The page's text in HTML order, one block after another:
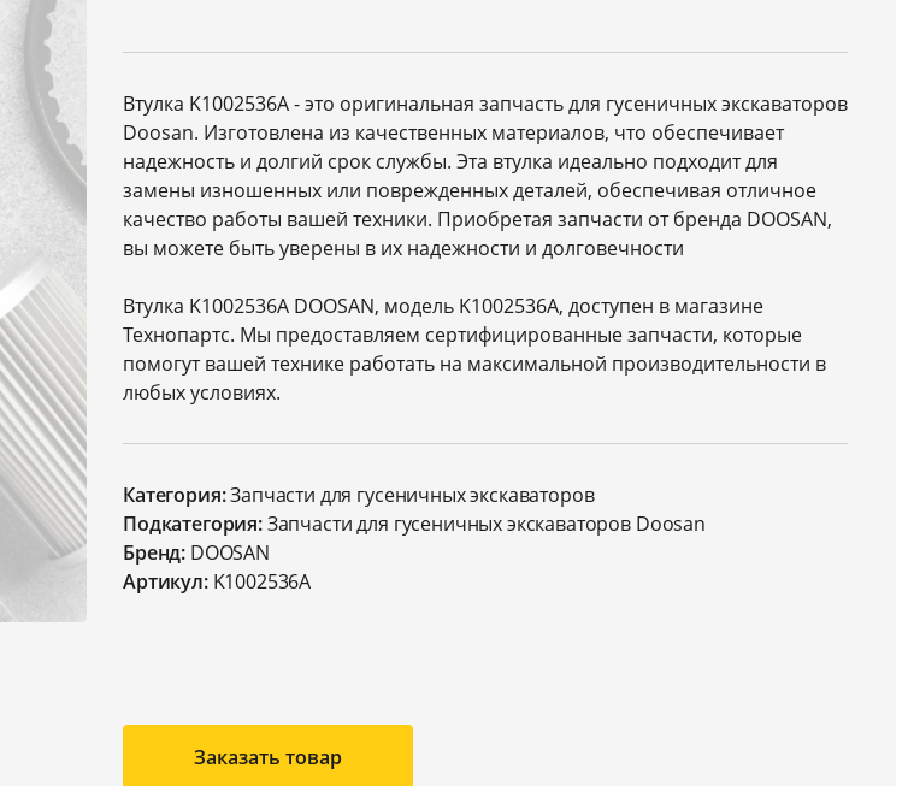
Втулка K1002536A - это оригинальная запчасть для гусеничных экскаваторов
Doosan. Изготовлена из качественных материалов, что обеспечивает
надежность и долгий срок службы. Эта втулка идеально подходит для
замены изношенных или поврежденных деталей, обеспечивая отличное
качество работы вашей техники. Приобретая запчасти от бренда DOOSAN,
вы можете быть уверены в их надежности и долговечности
Втулка K1002536A DOOSAN, модель K1002536A, доступен в магазине
Технопартс. Мы предоставляем сертифицированные запчасти, которые
помогут вашей технике работать на максимальной производительности в
любых условиях.
Категория:Запчасти для гусеничных экскаваторов
Подкатегория:Запчасти для гусеничных экскаваторов Doosan
Бренд: DOOSAN
Артикул:K1002536A
Заказать товар